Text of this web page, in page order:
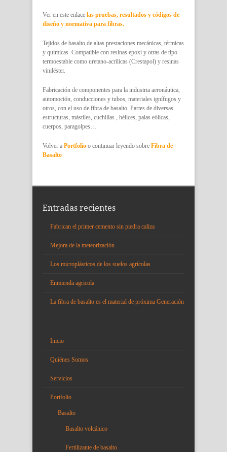
Ver en este enlace las pruebas, resultados y códigos de
diseño y normativa para fibras.
Tejidos de basalto de altas prestaciones mecánicas, térmicas
y químicas. Compatible con resinas epoxi y otras de tipo
termoestable como uretano-acrílicas (Crestapol) y resinas
viniléster.
Fabricación de componentes para la industria aeronáutica,
automoción, conducciones y tubos, materiales ignífugos y
otros, con el uso de fibra de basalto. Partes de diversas
estructuras, mástiles, cuchillas , hélices, palas eólicas,
cuerpos, paragolpes…
Volver a Portfolio o continuar leyendo sobre Fibra de
Basalto
Entradas recientes
Fabrican el primer cemento sin piedra caliza
Mejora de la meteorización
Los microplásticos de los suelos agrícolas
Enmienda agricola
La fibra de basalto es el material de próxima Generación
Inicio
Quiénes Somos
Servicios
Portfolio
Basalto
Basalto volcánico
Fertilizante de basalto